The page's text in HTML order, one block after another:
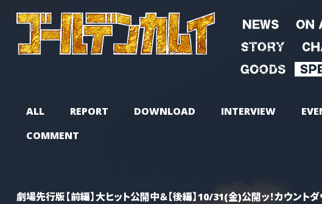
ALL REPORT DOWNLOAD INTERVIEW
COMMENT
劇場先行版【前編】大ヒット公開中＆【後編】10/31(金)公開ッ！カウン